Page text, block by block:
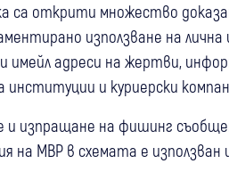
са открити множество
използване на лична
адреси на жертви,
и куриерски
изпращане на фишинг
на МВР в схемата е използван